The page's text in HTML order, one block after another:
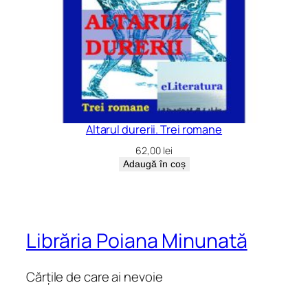
Altarul durerii. Trei romane
62,00 lei
Adaugă în coș
Librăria Poiana Minunată
Cărțile de care ai nevoie